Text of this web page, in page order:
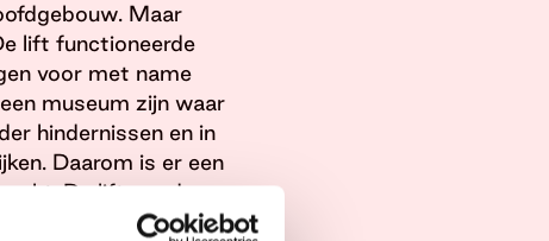
Maar
lift functioneerde
voor met name
museum zijn waar
hindernissen en in
Daarom is er een
De lift werd